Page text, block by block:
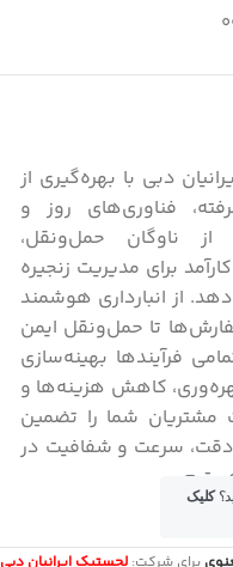
دبی با بهره‌گیری از
فناوری‌های روز و
ناوگان حمل‌ونقل،
برای مدیریت زنجیره
از انبارداری هوشمند
تا حمل‌ونقل ایمن
فرآیندها بهینه‌سازی
کاهش هزینه‌ها و
مشتریان شما را تضمین
دقت، سرعت و شفافیت در
برای شرکت: لجستیک ایرانیان دبی
کلیک